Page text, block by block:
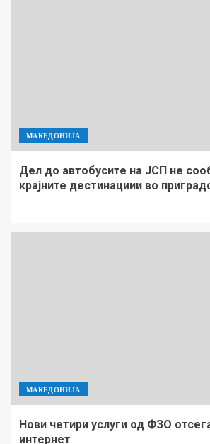
МАКЕДОНИЈА
Дел до автобусите на ЈСП не
крајните дестинациии во
МАКЕДОНИЈА
Нови четири услуги од ФЗО
интернет